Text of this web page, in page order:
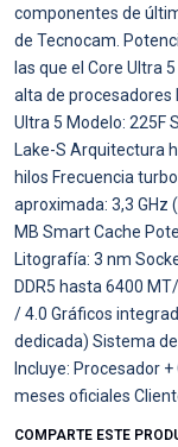
componentes de
de Tecnocam.
las que el Core Ultra
alta de procesadores
Ultra 5 Modelo: 225F
Lake-S Arquitectura
hilos Frecuencia
aproximada: 3,3 GHz
MB Smart Cache
Litografía: 3 nm
DDR5 hasta 6400
/ 4.0 Gráficos
dedicada) Sistema
Incluye: Procesador
meses oficiales
COMPARTE ESTE